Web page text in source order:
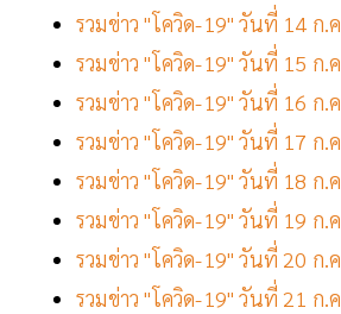
รวมข่าว "โควิด-19" วันที่ 14 ก.
รวมข่าว "โควิด-19" วันที่ 15 ก.
รวมข่าว "โควิด-19" วันที่ 16 ก.
รวมข่าว "โควิด-19" วันที่ 17 ก.
รวมข่าว "โควิด-19" วันที่ 18 ก.
รวมข่าว "โควิด-19" วันที่ 19 ก.
รวมข่าว "โควิด-19" วันที่ 20 ก.
รวมข่าว "โควิด-19" วันที่ 21 ก.